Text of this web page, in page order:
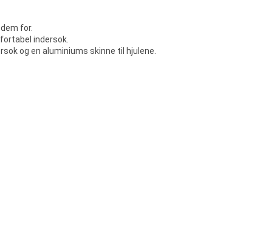
for.
indersok.
og en aluminiums skinne til hjulene.